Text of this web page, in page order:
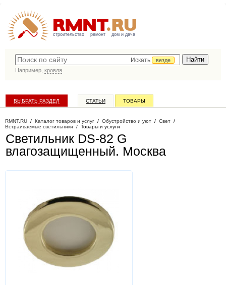
строительство ремонт дом и дача
Искать
везде
Например, кровля
ВЫБРАТЬ РАЗДЕЛ СТАТЬИ ТОВАРЫ
RMNT.RU / Каталог товаров и услуг / Обустройство и уют / Свет /
Встраиваемые светильники / Товары и услуги
Светильник DS-82 G
влагозащищенный. Москва